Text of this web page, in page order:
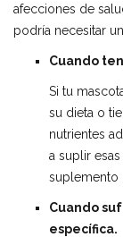
afecciones de
podría necesitar
Cuando
Si tu
su dieta o
nutrientes
a suplir
suplemento
Cuando
específica.